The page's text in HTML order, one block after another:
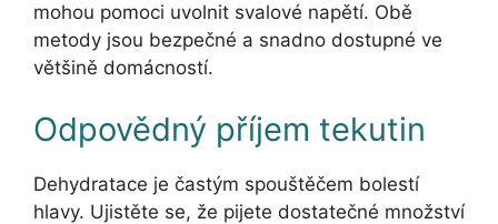
mohou pomoci uvolnit svalové napětí. Obě
metody jsou bezpečné a snadno dostupné ve
většině domácností.
Odpovědný příjem tekutin
Dehydratace je častým spouštěčem bolestí
hlavy. Ujistěte se, že pijete dostatečné množství